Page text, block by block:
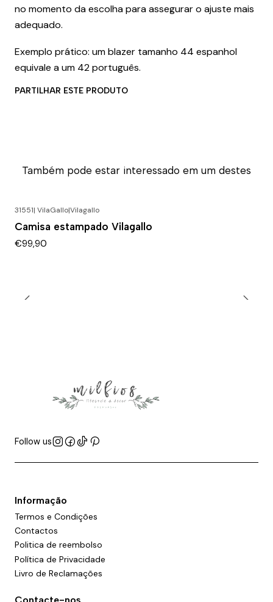
no momento da escolha para assegurar o ajuste mais
adequado.
Exemplo prático: um blazer tamanho 44 espanhol
equivale a um 42 português.
PARTILHAR ESTE PRODUTO
Também pode estar interessado em um destes
31551| VilaGallo|Vilagallo
Camisa estampado Vilagallo
€99,90
Follow us
Informação
Termos e Condições
Contactos
Politica de reembolso
Política de Privacidade
Livro de Reclamações